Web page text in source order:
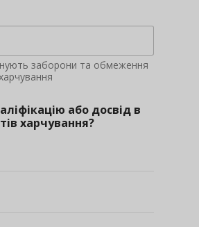
заборони та обмеження
або досвід в
харчування?